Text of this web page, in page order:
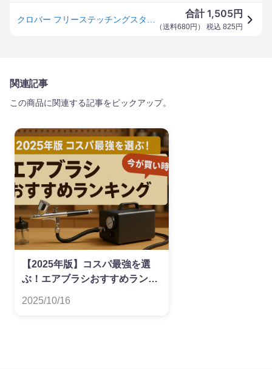
合計1,505円
（送料680円 ） 税込 825 円
関連記事
この商品に関連する記事をピックアップ。
【2025年版】コスパ最強を選
ぶ！エアブラシおすすめランキ
2025/10/16